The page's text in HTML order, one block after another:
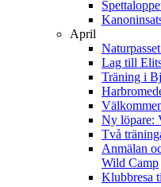
April
Lag till
Träning i
Ny löpare:
Två
Anmälan
Wild Camp
Klubbresa